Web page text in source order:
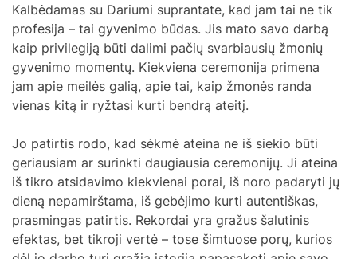
Kalbėdamas su Dariumi suprantate, kad jam tai ne tik
profesija – tai gyvenimo būdas. Jis mato savo darbą
kaip privilegiją būti dalimi pačių svarbiausių žmonių
gyvenimo momentų. Kiekviena ceremonija primena
jam apie meilės galią, apie tai, kaip žmonės randa
vienas kitą ir ryžtasi kurti bendrą ateitį.
Jo patirtis rodo, kad sėkmė ateina ne iš siekio būti
geriausiam ar surinkti daugiausia ceremonijų. Ji ateina
iš tikro atsidavimo kiekvienai porai, iš noro padaryti jų
dieną nepamirštama, iš gebėjimo kurti autentiškas,
prasmingas patirtis. Rekordai yra gražus šalutinis
efektas, bet tikroji vertė – tose šimtuose porų, kurios